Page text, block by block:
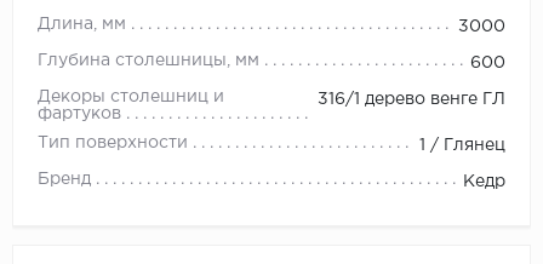
Длина, мм 3000
Глубина столешницы, мм 600
Декоры столешниц и
фартуков
316/1 дерево венге ГЛ
Тип поверхности 1 / Глянец
Бренд Кедр